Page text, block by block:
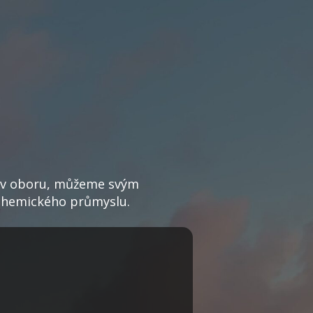
oboru, můžeme svým
průmyslu.